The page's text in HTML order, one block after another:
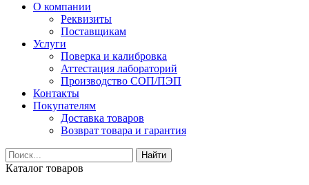
О компании
Реквизиты
Поставщикам
Услуги
Поверка и калибровка
Аттестация лабораторий
Производство СОП/ПЭП
Контакты
Покупателям
Доставка товаров
Возврат товара и гарантия
Найти
Каталог товаров